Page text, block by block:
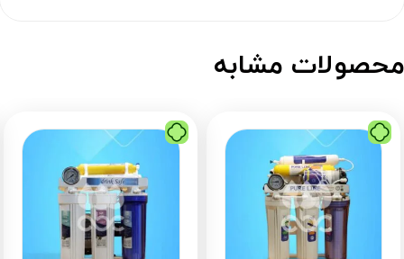
محصولات مشابه